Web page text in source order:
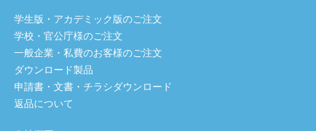
学生版・アカデミック版のご注文
学校・官公庁様のご注文
一般企業・私費のお客様のご注文
ダウンロード製品
申請書・文書・チラシダウンロード
返品について